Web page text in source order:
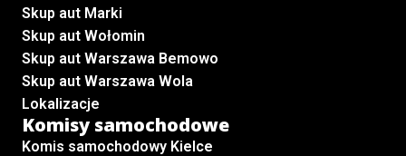
Skup aut Marki
Skup aut Wołomin
Skup aut Warszawa Bemowo
Skup aut Warszawa Wola
Lokalizacje
Komisy samochodowe
Komis samochodowy Kielce